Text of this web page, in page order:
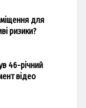
для
ризики?
46-річний
відео